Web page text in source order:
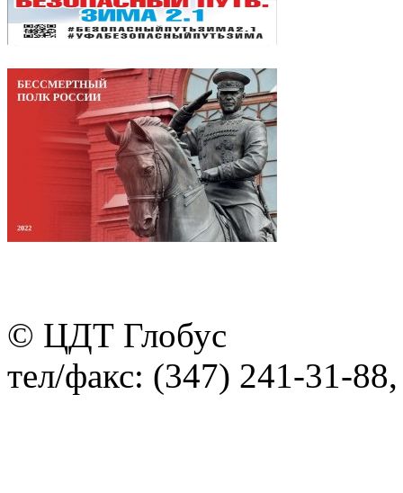
© ЦДТ Глобус
тел/факс: (347) 241-31-